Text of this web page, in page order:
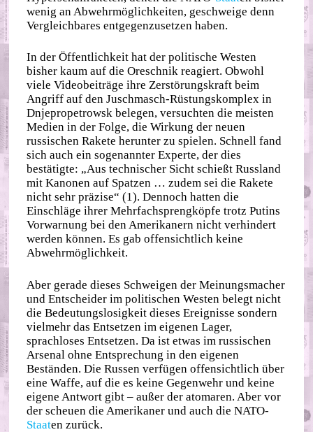
wenig an Abwehrmöglichkeiten, geschweige denn
Vergleichbares entgegenzusetzen haben.
In der Öffentlichkeit hat der politische Westen
bisher kaum auf die Oreschnik reagiert. Obwohl
viele Videobeiträge ihre Zerstörungskraft beim
Angriff auf den Juschmasch-Rüstungskomplex in
Dnjepropetrowsk belegen, versuchten die meisten
Medien in der Folge, die Wirkung der neuen
russischen Rakete herunter zu spielen. Schnell fand
sich auch ein sogenannter Experte, der dies
bestätigte: „Aus technischer Sicht schießt Russland
mit Kanonen auf Spatzen … zudem sei die Rakete
nicht sehr präzise“ (1). Dennoch hatten die
Einschläge ihrer Mehrfachsprengköpfe trotz Putins
Vorwarnung bei den Amerikanern nicht verhindert
werden können. Es gab offensichtlich keine
Abwehrmöglichkeit.
Aber gerade dieses Schweigen der Meinungsmacher
und Entscheider im politischen Westen belegt nicht
die Bedeutungslosigkeit dieses Ereignisse sondern
vielmehr das Entsetzen im eigenen Lager,
sprachloses Entsetzen. Da ist etwas im russischen
Arsenal ohne Entsprechung in den eigenen
Beständen. Die Russen verfügen offensichtlich über
eine Waffe, auf die es keine Gegenwehr und keine
eigene Antwort gibt – außer der atomaren. Aber vor
der scheuen die Amerikaner und auch die NATO-
Staaten zurück.